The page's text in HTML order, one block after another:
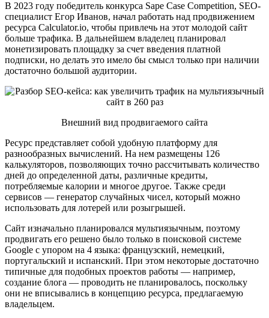
В 2023 году победитель конкурса Sape Case Competition, SEO-
специалист Егор Иванов, начал работать над продвижением
ресурса Calculator.io, чтобы привлечь на этот молодой сайт
больше трафика. В дальнейшем владелец планировал
монетизировать площадку за счет введения платной
подписки, но делать это имело бы смысл только при наличии
достаточно большой аудитории.
Внешний вид продвигаемого сайта
Ресурс представляет собой удобную платформу для
разнообразных вычислений. На нем размещены 126
калькуляторов, позволяющих точно рассчитывать количество
дней до определенной даты, различные кредиты,
потребляемые калории и многое другое. Также среди
сервисов — генератор случайных чисел, который можно
использовать для лотерей или розыгрышей.
Сайт изначально планировался мультиязычным, поэтому
продвигать его решено было только в поисковой системе
Google с упором на 4 языка: французский, немецкий,
португальский и испанский. При этом некоторые достаточно
типичные для подобных проектов работы — например,
создание блога — проводить не планировалось, поскольку
они не вписывались в концепцию ресурса, предлагаемую
владельцем.